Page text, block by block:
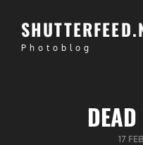
Photoblog
17